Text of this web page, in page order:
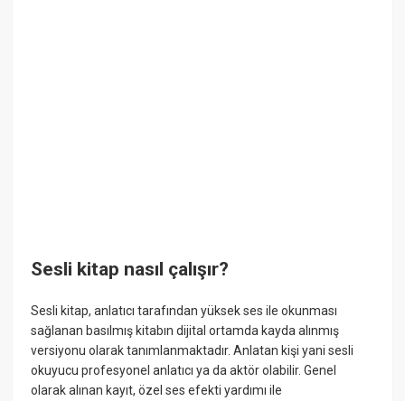
Sesli kitap nasıl çalışır?
Sesli kitap, anlatıcı tarafından yüksek ses ile okunması
sağlanan basılmış kitabın dijital ortamda kayda alınmış
versiyonu olarak tanımlanmaktadır. Anlatan kişi yani sesli
okuyucu profesyonel anlatıcı ya da aktör olabilir. Genel
olarak alınan kayıt, özel ses efekti yardımı ile